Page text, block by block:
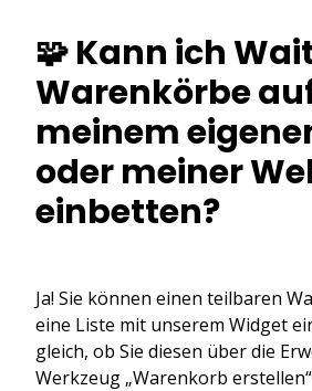
🧩 Kann ich
Warenkörbe
meinem
oder meiner
einbetten?
Ja! Sie können einen teilbaren
eine Liste mit unserem Widget
gleich, ob Sie diesen über die
Werkzeug „Warenkorb